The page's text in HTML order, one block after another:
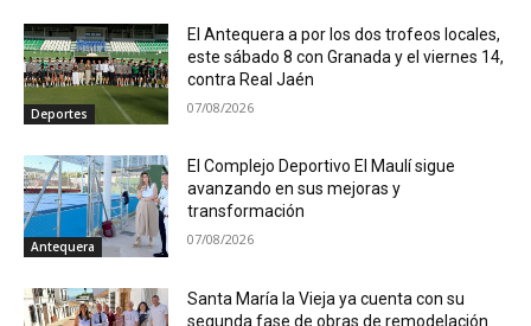
Deportes
El Antequera a por los dos trofeos locales,
este sábado 8 con Granada y el viernes 14,
contra Real Jaén
07/08/2026
Antequera
El Complejo Deportivo El Maulí sigue
avanzando en sus mejoras y
transformación
07/08/2026
Santa María la Vieja ya cuenta con su
segunda fase de obras de remodelación